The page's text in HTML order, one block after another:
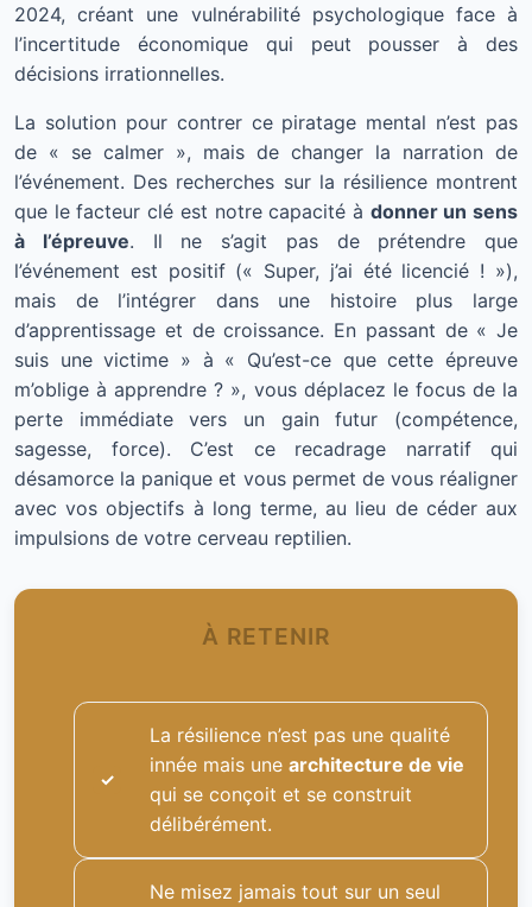
2024, créant une vulnérabilité psychologique face à
l’incertitude économique qui peut pousser à des
décisions irrationnelles.
La solution pour contrer ce piratage mental n’est pas
de « se calmer », mais de changer la narration de
l’événement. Des recherches sur la résilience montrent
que le facteur clé est notre capacité à donner un sens
à l’épreuve. Il ne s’agit pas de prétendre que
l’événement est positif (« Super, j’ai été licencié ! »),
mais de l’intégrer dans une histoire plus large
d’apprentissage et de croissance. En passant de « Je
suis une victime » à « Qu’est-ce que cette épreuve
m’oblige à apprendre ? », vous déplacez le focus de la
perte immédiate vers un gain futur (compétence,
sagesse, force). C’est ce recadrage narratif qui
désamorce la panique et vous permet de vous réaligner
avec vos objectifs à long terme, au lieu de céder aux
impulsions de votre cerveau reptilien.
À RETENIR
La résilience n’est pas une qualité
innée mais une architecture de vie
qui se conçoit et se construit
délibérément.
Ne misez jamais tout sur un seul